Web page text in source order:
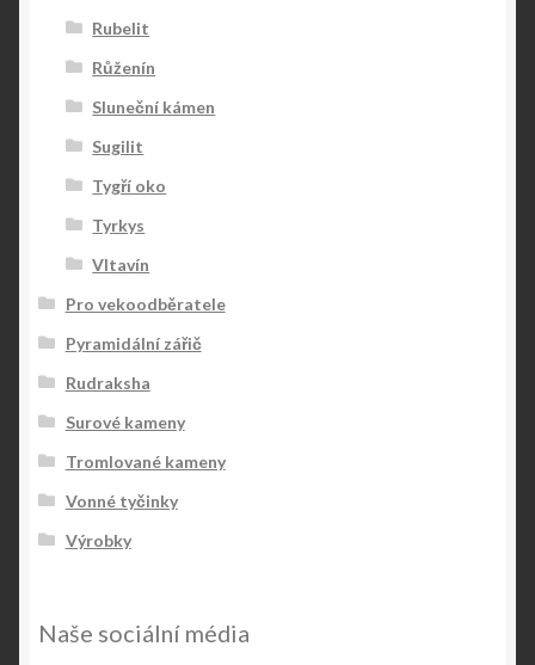
Rubelit
Růženín
Sluneční kámen
Sugilit
Tygří oko
Tyrkys
Vltavín
Pro vekoodběratele
Pyramidální zářič
Rudraksha
Surové kameny
Tromlované kameny
Vonné tyčinky
Výrobky
Naše sociální média